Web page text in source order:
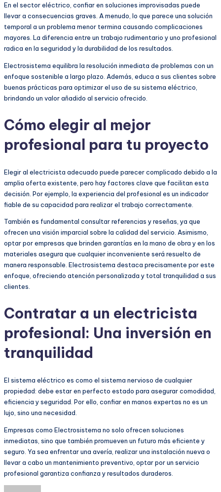
En el sector eléctrico, confiar en soluciones improvisadas puede
llevar a consecuencias graves. A menudo, lo que parece una solución
temporal a un problema menor termina causando complicaciones
mayores. La diferencia entre un trabajo rudimentario y uno profesional
radica en la seguridad y la durabilidad de los resultados.
Electrosistema equilibra la resolución inmediata de problemas con un
enfoque sostenible a largo plazo. Además, educa a sus clientes sobre
buenas prácticas para optimizar el uso de su sistema eléctrico,
brindando un valor añadido al servicio ofrecido.
Cómo elegir al mejor
profesional para tu proyecto
Elegir al electricista adecuado puede parecer complicado debido a la
amplia oferta existente, pero hay factores clave que facilitan esta
decisión. Por ejemplo, la experiencia del profesional es un indicador
fiable de su capacidad para realizar el trabajo correctamente.
También es fundamental consultar referencias y reseñas, ya que
ofrecen una visión imparcial sobre la calidad del servicio. Asimismo,
optar por empresas que brinden garantías en la mano de obra y en los
materiales asegura que cualquier inconveniente será resuelto de
manera responsable. Electrosistema destaca precisamente por este
enfoque, ofreciendo atención personalizada y total tranquilidad a sus
clientes.
Contratar a un electricista
profesional: Una inversión en
tranquilidad
El sistema eléctrico es como el sistema nervioso de cualquier
propiedad: debe estar en perfecto estado para asegurar comodidad,
eficiencia y seguridad. Por ello, confiar en manos expertas no es un
lujo, sino una necesidad.
Empresas como Electrosistema no solo ofrecen soluciones
inmediatas, sino que también promueven un futuro más eficiente y
seguro. Ya sea enfrentar una avería, realizar una instalación nueva o
llevar a cabo un mantenimiento preventivo, optar por un servicio
profesional garantiza confianza y resultados duraderos.